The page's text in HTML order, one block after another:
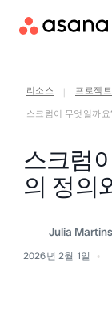
리소스 프로젝
스크럼이 무엇일까
스크럼
의 정의
Julia Martins
2026년 2월 1일